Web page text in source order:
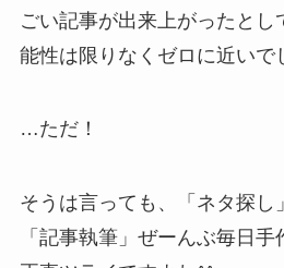
ごい記事が出来上がったとし
能性は限りなくゼロに近いで
…ただ！
そうは言っても、「ネタ探し
「記事執筆」ぜーんぶ毎日手